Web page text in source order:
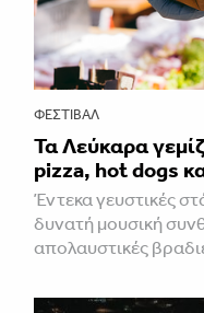
ΦΕΣΤΙΒΑΛ
Τα Λεύκαρα
pizza, hot dogs
Έντεκα γευστικές
δυνατή μουσική
απολαυστικές